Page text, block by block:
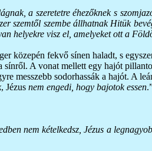
a szeretetre éhezőknek s
szemtől szembe állhatnak Hitük
helyekre visz el, amelyeket ott a
közepén fekvő sínen haladt, s
A vonat mellett egy hajót
messzebb sodorhassák a hajót. A
, Jézus nem engedi, hogy bajotok essen
nem kételkedsz, Jézus a